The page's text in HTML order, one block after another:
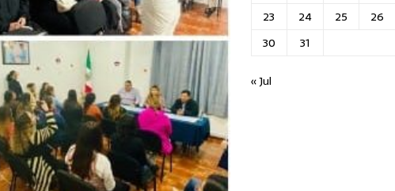
23
24 25 26
30
31
« Jul